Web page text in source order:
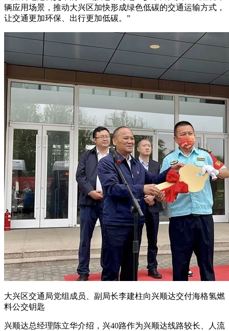
辆应用场景，推动大兴区加快形成绿色低碳的交通运输方式，
让交通更加环保、出行更加低碳。”
大兴区交通局党组成员、副局长李建柱向兴顺达交付海格氢燃
料公交钥匙
兴顺达总经理陈立华介绍，兴40路作为兴顺达线路较长、人流